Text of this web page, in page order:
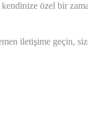
özel bir
iletişime geçin,